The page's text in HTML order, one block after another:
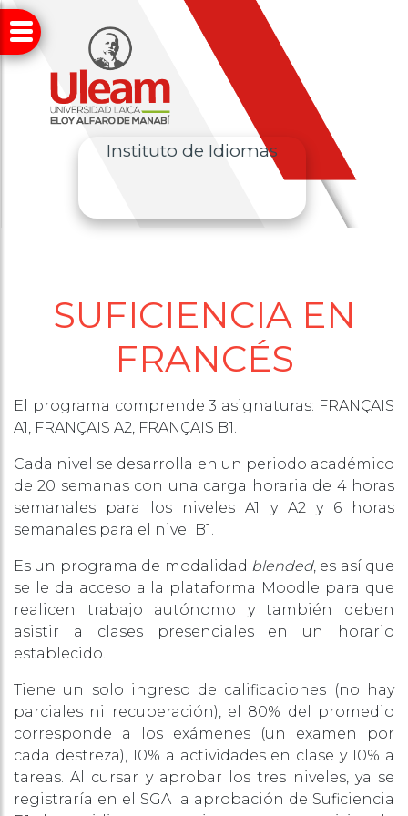
Instituto de Idiomas
SUFICIENCIA EN
FRANCÉS
El programa comprende 3 asignaturas: FRANÇAIS
A1, FRANÇAIS A2, FRANÇAIS B1.
Cada nivel se desarrolla en un periodo académico
de 20 semanas con una carga horaria de 4 horas
semanales para los niveles A1 y A2 y 6 horas
semanales para el nivel B1.
Es un programa de modalidad blended, es así que
se le da acceso a la plataforma Moodle para que
realicen trabajo autónomo y también deben
asistir a clases presenciales en un horario
establecido.
Tiene un solo ingreso de calificaciones (no hay
parciales ni recuperación), el 80% del promedio
corresponde a los exámenes (un examen por
cada destreza), 10% a actividades en clase y 10% a
tareas. Al cursar y aprobar los tres niveles, ya se
registraría en el SGA la aprobación de Suficiencia